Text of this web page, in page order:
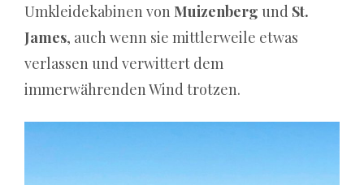
Sind
die
spielbanken
Umkleidekabinen von Muizenberg und St.
James, auch wenn sie mittlerweile etwas
verlassen und verwittert dem
immerwährenden Wind trotzen.